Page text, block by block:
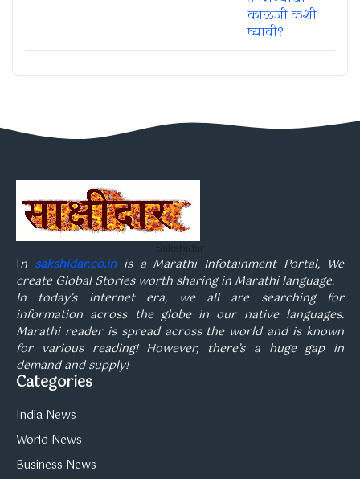
Sakshidar
In sakshidar.co.inis a Marathi Infotainment Portal, We
create Global Stories worth sharing in Marathi language.
In today’s internet era, we all are searching for
information across the globe in our native languages.
Marathi reader is spread across the world and is known
for various reading! However, there’s a huge gap in
demand and supply!
Categories
India News
World News
Business News